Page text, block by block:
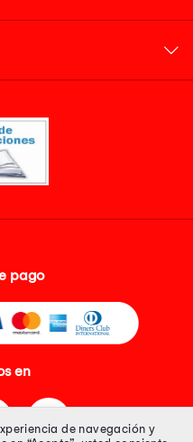
pago
en
de navegación y